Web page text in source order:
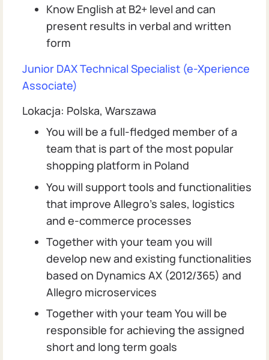
Know English at B2+ level and can
present results in verbal and written
form
Junior DAX Technical Specialist (e-Xperience
Associate)
Lokacja: Polska, Warszawa
You will be a full-fledged member of a
team that is part of the most popular
shopping platform in Poland
You will support tools and functionalities
that improve Allegro’s sales, logistics
and e-commerce processes
Together with your team you will
develop new and existing functionalities
based on Dynamics AX (2012/365) and
Allegro microservices
Together with your team You will be
responsible for achieving the assigned
short and long term goals